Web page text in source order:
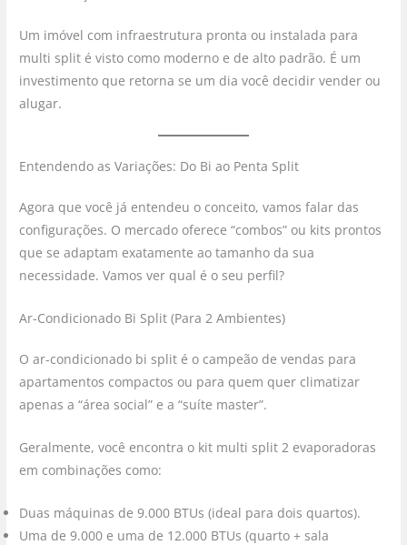
Um imóvel com infraestrutura pronta ou instalada para
multi split é visto como moderno e de alto padrão. É um
investimento que retorna se um dia você decidir vender ou
alugar.
Entendendo as Variações: Do Bi ao Penta Split
Agora que você já entendeu o conceito, vamos falar das
configurações. O mercado oferece “combos” ou kits prontos
que se adaptam exatamente ao tamanho da sua
necessidade. Vamos ver qual é o seu perfil?
Ar-Condicionado Bi Split (Para 2 Ambientes)
O ar-condicionado bi split é o campeão de vendas para
apartamentos compactos ou para quem quer climatizar
apenas a “área social” e a “suíte master”.
Geralmente, você encontra o kit multi split 2 evaporadoras
em combinações como:
Duas máquinas de 9.000 BTUs (ideal para dois quartos).
Uma de 9.000 e uma de 12.000 BTUs (quarto + sala